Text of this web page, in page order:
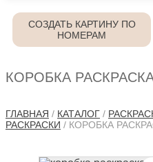
СОЗДАТЬ КАРТИНУ ПО
НОМЕРАМ
КОРОБКА
ГЛАВНАЯ / КАТАЛОГ /
РАСКРАСКИ / КОРОБКА